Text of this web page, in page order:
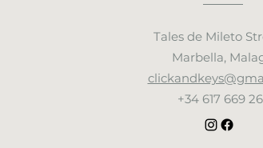
Tales de Mileto
Marbella,
+34 617 669